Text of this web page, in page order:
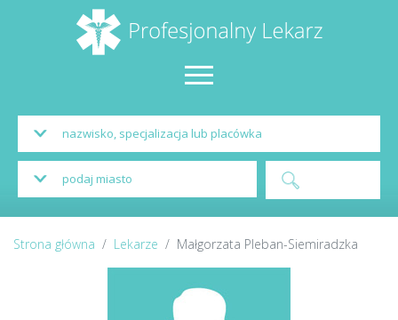
Strona główna Lekarze Małgorzata Pleban-Siemiradzka